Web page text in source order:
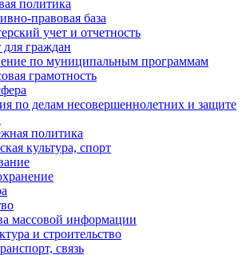
политика
правовая база
учет и отчетность
граждан
по муниципальным программам
грамотность
по делам несовершеннолетних и защите
политика
культура, спорт
массовой информации
и строительство
связь